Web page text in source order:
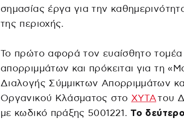
σημασίας έργα για την
της περιοχής.
Το πρώτο αφορά τον ευαίσθητο τομέα
απορριμμάτων και πρόκειται για τη
Διαλογής Σύμμικτων Απορριμμάτων
Οργανικού Κλάσματος στο ΧΥΤΑτου
με κωδικό πράξης 5001221. Το